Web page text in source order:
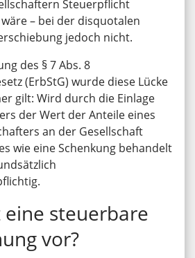
Steuerpflicht
– bei der disquotalen
jedoch nicht.
des § 7 Abs. 8
(ErbStG) wurde diese Lücke
gilt: Wird durch die Einlage
der Wert der Anteile eines
an der Gesellschaft
wie eine Schenkung behandelt
steuerbare
vor?